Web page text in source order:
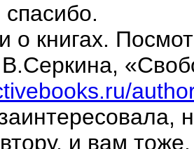
спасибо.
о книгах.
и вам тоже.